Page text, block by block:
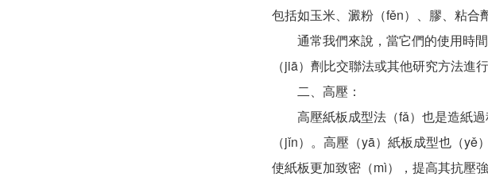
包括如玉米、澱粉（fěn）、膠、粘合
通常我們來說，當它們的使用時間
（jiā）劑比交聯法或其他研究方法進
二、高壓：
高壓紙板成型法（fǎ）也是造紙過
（jǐn）。高壓（yā）紙板成型也（
使紙板更加致密（mì），提高其抗壓強